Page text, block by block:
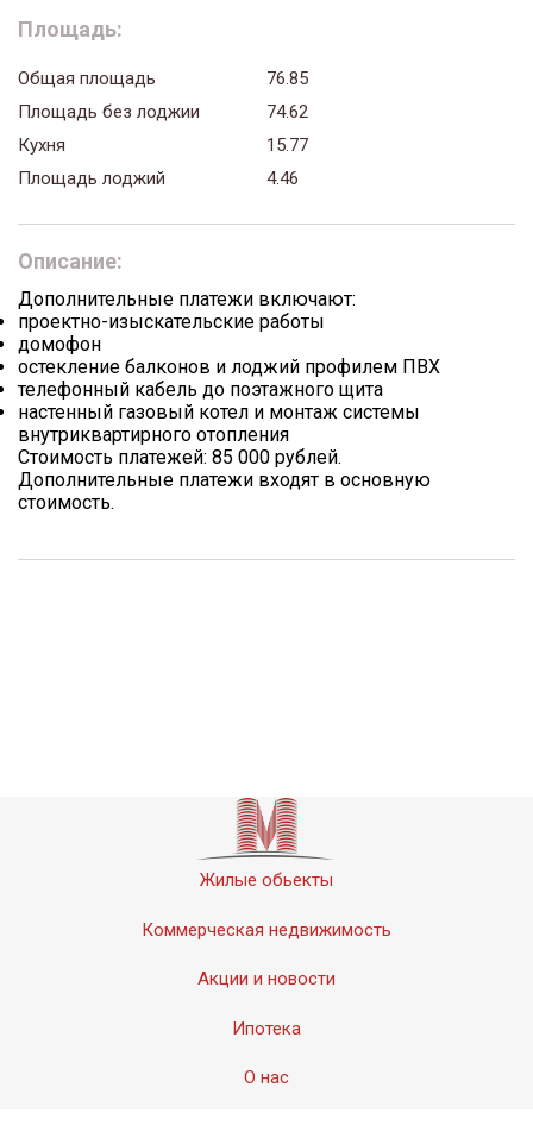
Площадь:
Общая площадь
76.85
Площадь без лоджии
74.62
Кухня
15.77
Площадь лоджий
4.46
Описание:
Дополнительные платежи включают:
проектно-изыскательские работы
домофон
остекление балконов и лоджий профилем ПВХ
телефонный кабель до поэтажного щита
настенный газовый котел и монтаж системы
внутриквартирного отопления
Стоимость платежей: 85 000 рублей.
Дополнительные платежи входят в основную
стоимость.
Жилые обьекты
Коммерческая недвижимость
Акции и новости
Ипотека
О нас